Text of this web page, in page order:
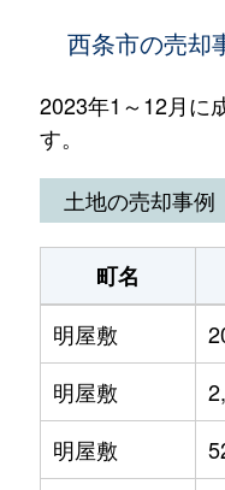
西条市の売却
2023年1～12月に
す。
土地の売却事例
町名
明屋敷
明屋敷
明屋敷